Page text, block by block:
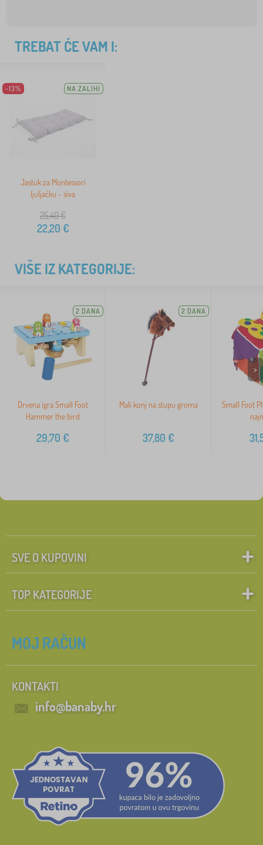
TREBAT ĆE VAM I:
-13% NA ZALIHI
Jastuk za Montessori
ljuljačku - siva
25,40€
22,20 €
VIŠE IZ KATEGORIJE:
2 DANA
Drvena igra Small Foot
Hammer the bird
29,70 €
2 DANA
Mali konj na stupu groma
37,80 €
Small Foot
>
SVE O KUPOVINI
TOP KATEGORIJE
MOJ RAČUN
KONTAKTI
info@banaby.hr